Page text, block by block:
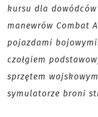
kursu dla
manewrów Combat
pojazdami
czołgiem
sprzętem
symulatorze broni